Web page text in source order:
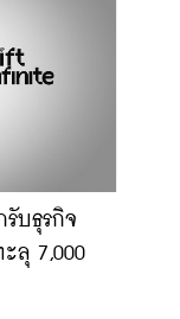
รับธุรกิจ
ลุ 7,000